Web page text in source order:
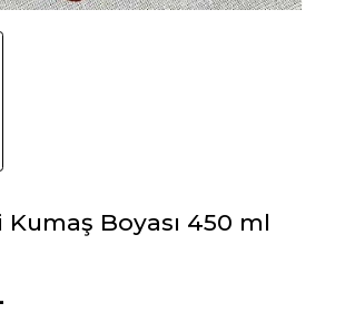
Boyası 450 ml